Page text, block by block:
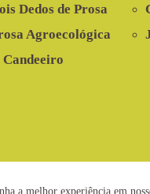
a melhor experiência em
Dedos de Prosa
Agroecológica
Candeeiro